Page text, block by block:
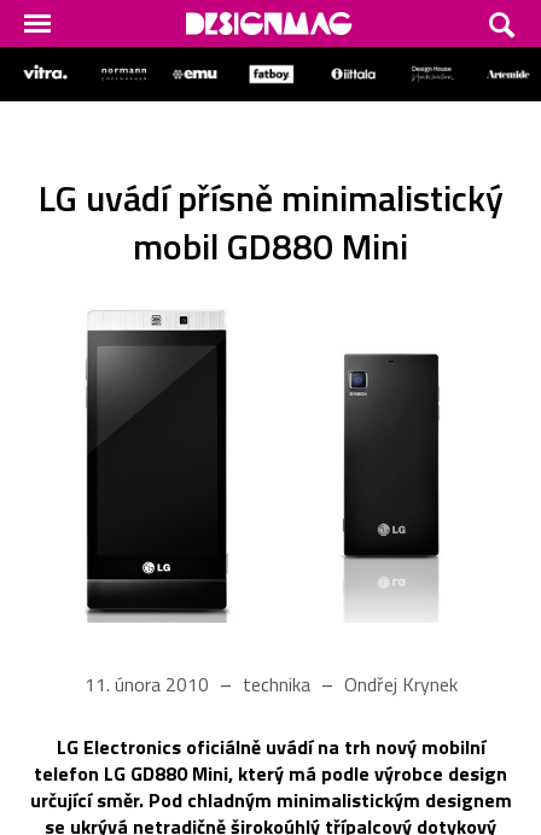
LG uvádí přísně minimalistický
mobil GD880 Mini
11. února 2010 technika Ondřej Krynek
LG Electronics oficiálně uvádí na trh nový mobilní
telefon LG GD880 Mini, který má podle výrobce design
určující směr. Pod chladným minimalistickým designem
se ukrývá netradičně širokoúhlý třípalcový dotykový